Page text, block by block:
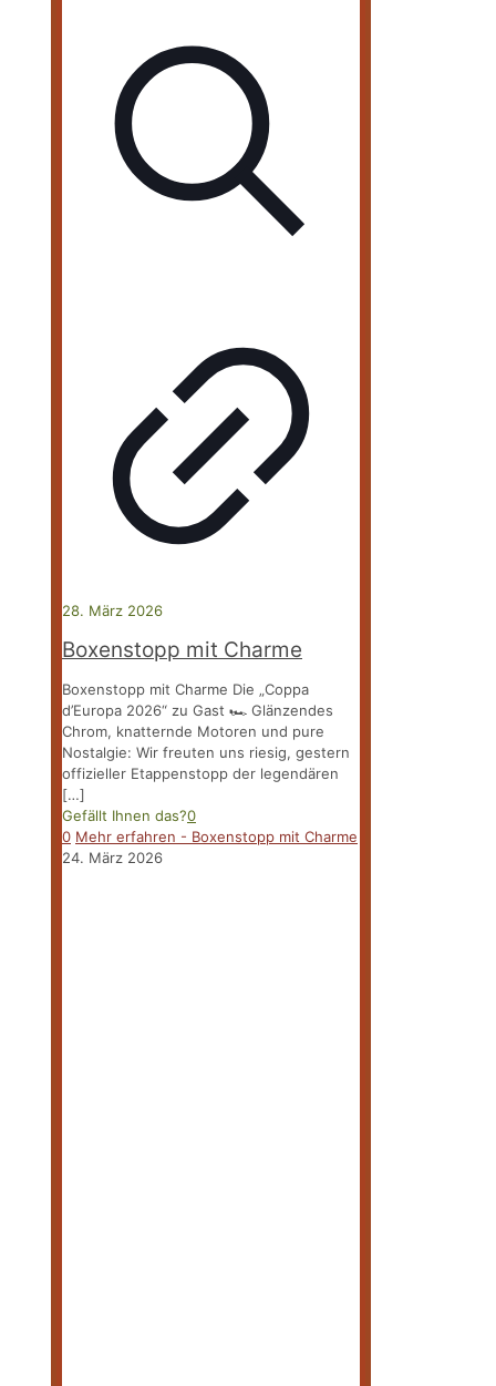
28. März 2026
Boxenstopp mit Charme
Boxenstopp mit Charme Die „Coppa
d’Europa 2026“ zu Gast 🏎 Glänzendes
Chrom, knatternde Motoren und pure
Nostalgie: Wir freuten uns riesig, gestern
offizieller Etappenstopp der legendären
[…]
Gefällt Ihnen das?0
0 Mehr erfahren - Boxenstopp mit Charme
24. März 2026